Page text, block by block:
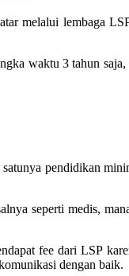
melalui lembaga
waktu 3 tahun
pendidikan
seperti medis,
fee dari LSP
dengan baik.